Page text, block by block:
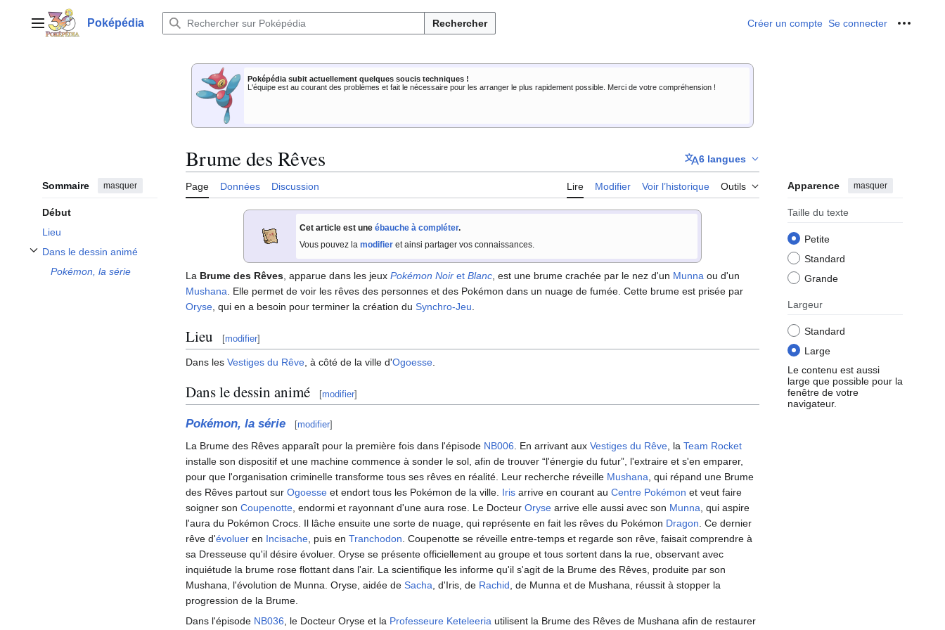
contenuMenu principalPoképédia Rechercher Créer un compte Se connecter Outils
Poképédia subit actuellement quelques soucis techniques !
L'équipe est au courant des problèmes et fait le nécessaire pour les arranger le plus rapidement possible. Merci de votre compréhension !
Sommaire masquer
Début
Lieu
Dans le dessin animé
Afficher / masquer la sous-section Dans le dessin animé
Pokémon, la série
Brume des Rêves 6 langues
Page Données Discussion Lire Modifier Voir l’historique Outils Apparence masquer
Taille du texte
Petite
Standard
Grande
Largeur
Standard
Large
Le contenu est aussi
large que possible pour la
fenêtre de votre
navigateur.
Cet article est une ébauche à compléter.
Vous pouvez la modifieret ainsi partager vos connaissances.
La Brume des Rêves , apparue dans les jeux Pokémon Noir et Blanc , est une brume crachée par le nez d'un Munna ou d'un
Mushana . Elle permet de voir les rêves des personnes et des Pokémon dans un nuage de fumée. Cette brume est prisée par
Oryse , qui en a besoin pour terminer la création du Synchro-Jeu
Lieu [modifier]
Dans les Vestiges du Rêve , à côté de la ville d'Ogoesse
Dans le dessin animé [modifier]
Pokémon, la série [modifier]
La Brume des Rêves apparaît pour la première fois dans l'épisode NB006 . En arrivant aux Vestiges du Rêve , la Team Rocket
installe son dispositif et une machine commence à sonder le sol, afin de trouver “l'énergie du futur”, l'extraire et s'en emparer,
pour que l'organisation criminelle transforme tous ses rêves en réalité. Leur recherche réveille Mushana , qui répand une Brume
des Rêves partout sur Ogoesse et endort tous les Pokémon de la ville. Iris arrive en courant au Centre Pokémon et veut faire
soigner son Coupenotte , endormi et rayonnant d'une aura rose. Le Docteur Oryse arrive elle aussi avec son Munna , qui aspire
l'aura du Pokémon Crocs. Il lâche ensuite une sorte de nuage, qui représente en fait les rêves du Pokémon Dragon . Ce dernier
rêve d'évoluer en Incisache , puis en Tranchodon . Coupenotte se réveille entre-temps et regarde son rêve, faisait comprendre à
sa Dresseuse qu'il désire évoluer. Oryse se présente officiellement au groupe et tous sortent dans la rue, observant avec
inquiétude la brume rose flottant dans l'air. La scientifique les informe qu'il s'agit de la Brume des Rêves, produite par son
Mushana, l'évolution de Munna. Oryse, aidée de Sacha , d'Iris, de Rachid , de Munna et de Mushana, réussit à stopper la
progression de la Brume.
Dans l'épisode NB036 , le Docteur Oryse et la Professeure Keteleeria utilisent la Brume des Rêves de Mushana afin de restaurer